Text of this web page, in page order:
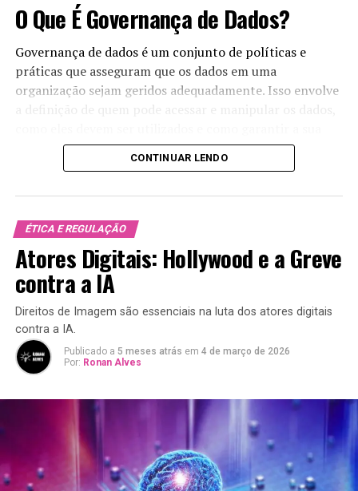
O Que É Governança de Dados?
Governança de dados é um conjunto de políticas e
práticas que asseguram que os dados em uma
organização sejam geridos adequadamente. Isso envolve
qualidade e segurança. É um aspecto crítico para
qualquer empresa que deseja utilizar dados de maneira
Essencialmente, a governança de dados envolve:
Controle:Estabelecer regras e diretrizes sobre o
manuseio de dados.
Responsabilidade:Definir quem é responsável
pela coleta, armazenamento e uso dos dados.
Qualidade: Garantir que os dados sejam precisos,
Segurança:Proteger os dados contra acesso não
autorizado e violações.
Por Que Governança de Dados é
CONTINUAR LENDO
ÉTICA E REGULAÇÃO
Atores Digitais: Hollywood e a Greve
contra a IA
Direitos de Imagem são essenciais na luta dos atores digitais
contra a IA.
Publicado a 5 meses atrás em 4 de março de 2026
Por: Ronan Alves